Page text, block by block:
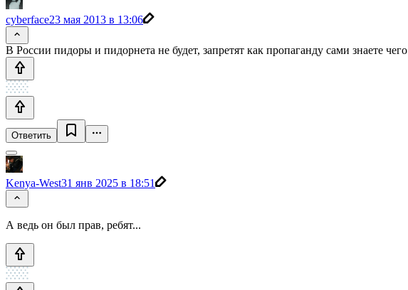
cyberface23 мая 2013 в 13:06
В России пидоры и пидорнета не будет, запретят как пропаганду сами знаете чего
Ответить
Kenya-West31 янв 2025 в 18:51
А ведь он был прав, ребят...